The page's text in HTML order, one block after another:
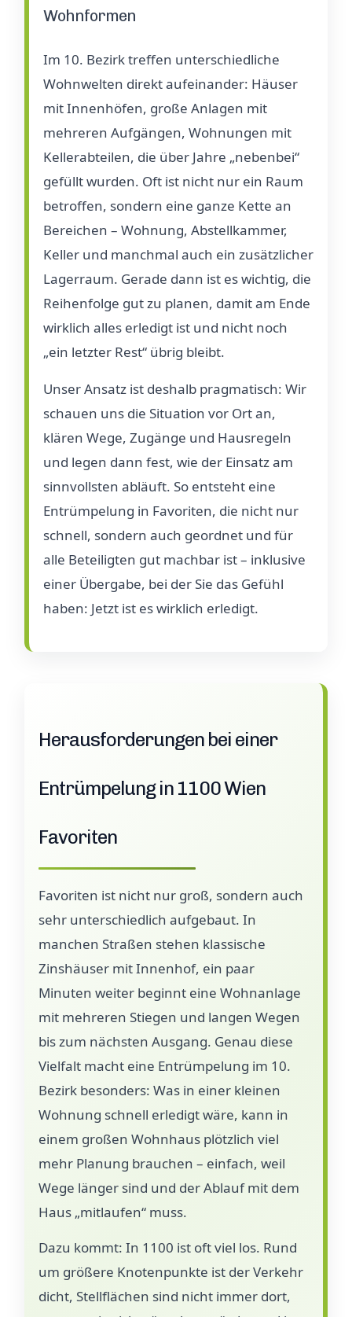
Wohnformen
Im 10. Bezirk treffen unterschiedliche
Wohnwelten direkt aufeinander: Häuser
mit Innenhöfen, große Anlagen mit
mehreren Aufgängen, Wohnungen mit
Kellerabteilen, die über Jahre „nebenbei“
gefüllt wurden. Oft ist nicht nur ein Raum
betroffen, sondern eine ganze Kette an
Bereichen – Wohnung, Abstellkammer,
Keller und manchmal auch ein zusätzlicher
Lagerraum. Gerade dann ist es wichtig, die
Reihenfolge gut zu planen, damit am Ende
wirklich alles erledigt ist und nicht noch
„ein letzter Rest“ übrig bleibt.
Unser Ansatz ist deshalb pragmatisch: Wir
schauen uns die Situation vor Ort an,
klären Wege, Zugänge und Hausregeln
und legen dann fest, wie der Einsatz am
sinnvollsten abläuft. So entsteht eine
Entrümpelung in Favoriten, die nicht nur
schnell, sondern auch geordnet und für
alle Beteiligten gut machbar ist – inklusive
einer Übergabe, bei der Sie das Gefühl
haben: Jetzt ist es wirklich erledigt.
Herausforderungen bei einer
Entrümpelung in 1100 Wien
Favoriten
Favoriten ist nicht nur groß, sondern auch
sehr unterschiedlich aufgebaut. In
manchen Straßen stehen klassische
Zinshäuser mit Innenhof, ein paar
Minuten weiter beginnt eine Wohnanlage
mit mehreren Stiegen und langen Wegen
bis zum nächsten Ausgang. Genau diese
Vielfalt macht eine Entrümpelung im 10.
Bezirk besonders: Was in einer kleinen
Wohnung schnell erledigt wäre, kann in
einem großen Wohnhaus plötzlich viel
mehr Planung brauchen – einfach, weil
Wege länger sind und der Ablauf mit dem
Haus „mitlaufen“ muss.
Dazu kommt: In 1100 ist oft viel los. Rund
um größere Knotenpunkte ist der Verkehr
dicht, Stellflächen sind nicht immer dort,